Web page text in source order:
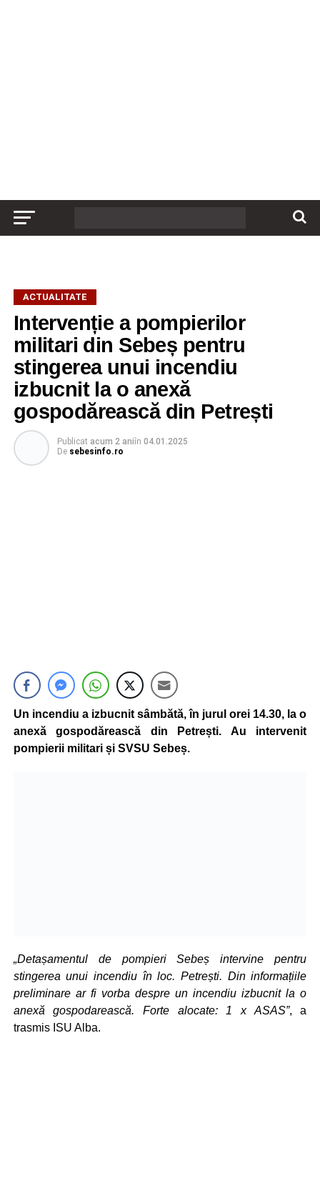
ACTUALITATE
Intervenție a pompierilor
militari din Sebeș pentru
stingerea unui incendiu
izbucnit la o anexă
gospodărească din Petrești
Publicat acum 2 aniîn 04.01.2025
De sebesinfo.ro
Un incendiu a izbucnit sâmbătă, în jurul orei 14.30, la o
anexă gospodărească din Petrești. Au intervenit
pompierii militari și SVSU Sebeș.
„Detașamentul de pompieri Sebeș intervine pentru
stingerea unui incendiu în loc. Petrești. Din informațiile
preliminare ar fi vorba despre un incendiu izbucnit la o
anexă gospodarească. Forte alocate: 1 x ASAS”, a
trasmis ISU Alba.